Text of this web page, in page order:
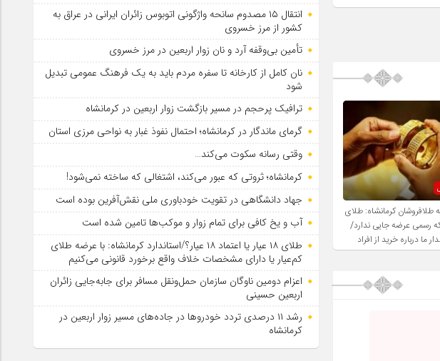
طلافروشان کرمانشاه: طلای
رسمی عرضه جایی ندارد/
ما درباره خرید از افراد
است
انتقال ۱۵ مصدوم سانحه واژگونی اتوبوس زائران ایرانی در عراق به
کشور از مرز خسروی
تأمین بی‌وقفه آرد و نان زوار اربعین در مرز خسروی
نان کامل از کارخانه تا سفره مردم باید به یک فرهنگ عمومی تبدیل
شود
ترافیک پرحجم در مسیر بازگشت زوار اربعین در کرمانشاه
گرمای ماندگار در کرمانشاه؛ احتمال نفوذ غبار به نواحی مرزی استان
وقتی رسانه سکوت می‌کند…
کرمانشاه؛ ثروتی که عبور می‌کند، اشتغالی که ساخته نمی‌شود!
جهاد دانشگاهی در تقویت خودباوری ملی نقش‌آفرین بوده است
آب و یخ کافی برای تمام زوار و موکب‌ها تامین شده است
طلای ۱۸ عیار یا اعتماد ۱۸ عیار؟/استاندارد کرمانشاه: با عرضه طلای
کم‌عیار یا دارای مشخصات خلاف واقع برخورد قانونی می‌کنیم
اعزام دومین ناوگان سازمان حمل‌ونقل مسافر برای جابه‌جایی زائران
اربعین حسینی
رشد ۱۱ درصدی تردد خودروها در جاده‌های مسیر زوار اربعین در
کرمانشاه